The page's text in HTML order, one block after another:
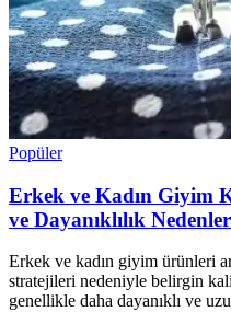
Popüler
Erkek ve Kadın Giyim
ve Dayanıklılık
Erkek ve kadın giyim ürünleri
stratejileri nedeniyle belirgin
genellikle daha dayanıklı ve